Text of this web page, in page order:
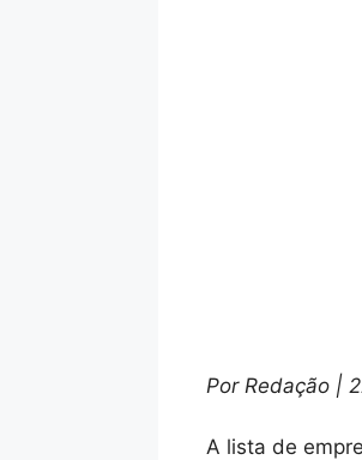
Por Redação |
A lista de